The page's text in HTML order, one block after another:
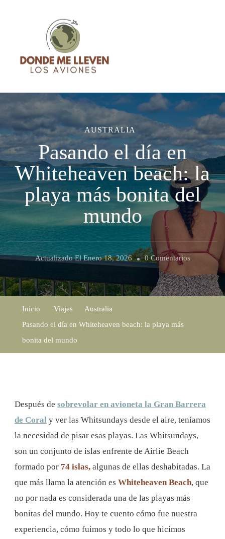
Blog de Viajes – Donde me
lleven los aviones
Blog de Viajes con consejos, recomendaciones, sensaciones y
guías basadas en mi experiencia
AUSTRALIA
Pasando el día en
Whiteheaven beach: la
playa más bonita del
mundo
Actualizado ElEnero 18, 2026 0 ComentariosEn
Pasando
El
Beach:
Inicio Viajes
Australia
Pasando el día en Whiteheaven beach: la playa más
bonita del mundo
Después de sobrevolar en avioneta la Gran Barrera
de Coral y ver las Whitsundays desde el aire, teníamos
la necesidad de pisar esas playas. Las Whitsundays,
son un conjunto de islas enfrente de Airlie Beach
formado por 74 islas, algunas de ellas deshabitadas. La
que más llama la atención es Whiteheaven Beach, que
no por nada es considerada una de las playas más
bonitas del mundo. Hoy te cuento cómo fue nuestra
experiencia, cómo fuimos y todo lo que hicimos